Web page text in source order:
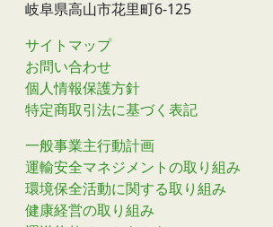
岐阜県高山市花里町6-125
サイトマップ
お問い合わせ
個人情報保護方針
特定商取引法に基づく表記
一般事業主行動計画
運輸安全マネジメントの取り組み
環境保全活動に関する取り組み
健康経営の取り組み